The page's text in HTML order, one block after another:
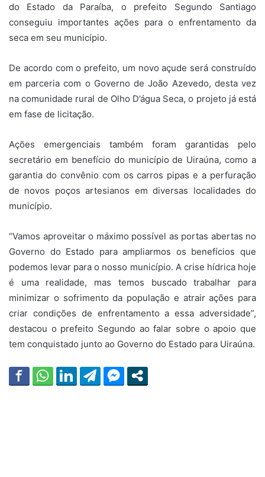
do Estado da Paraíba, o prefeito Segundo Santiago
conseguiu importantes ações para o enfrentamento da
seca em seu município.
De acordo com o prefeito, um novo açude será construído
em parceria com o Governo de João Azevedo, desta vez
na comunidade rural de Olho D’água Seca, o projeto já está
em fase de licitação.
Ações emergenciais também foram garantidas pelo
secretário em benefício do município de Uiraúna, como a
garantia do convênio com os carros pipas e a perfuração
de novos poços artesianos em diversas localidades do
município.
“Vamos aproveitar o máximo possível as portas abertas no
Governo do Estado para ampliarmos os benefícios que
podemos levar para o nosso município. A crise hídrica hoje
é uma realidade, mas temos buscado trabalhar para
minimizar o sofrimento da população e atrair ações para
criar condições de enfrentamento a essa adversidade”,
destacou o prefeito Segundo ao falar sobre o apoio que
tem conquistado junto ao Governo do Estado para Uiraúna.